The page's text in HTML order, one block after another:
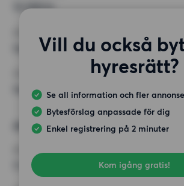
Vill du också
hyresrätt?
Se all information och fler
Bytesförslag anpassade för dig
Enkel registrering på 2 minuter
Kom igång gratis!
10 000 kr
Inga speciella krav
ÖVRIGA PREFERENSER
Inga speciella preferenser
Alternativt önskemål
3 rum